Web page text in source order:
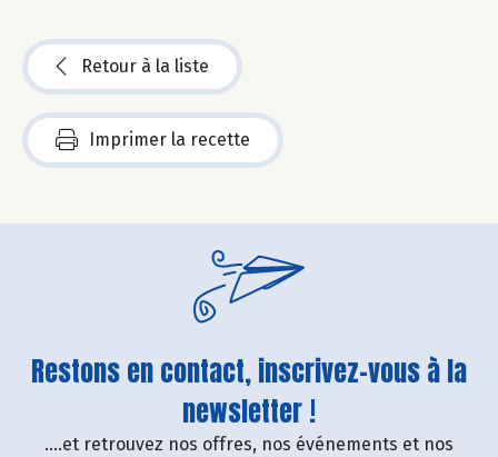
Retour à la liste
Imprimer la recette
Restons en contact, inscrivez-vous à la
newsletter !
....et retrouvez nos offres, nos événements et nos